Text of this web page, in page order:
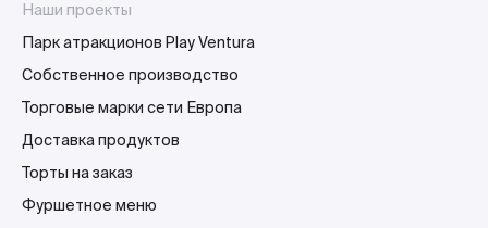
Наши проекты
Парк атракционов Play Ventura
Собственное производство
Торговые марки сети Европа
Доставка продуктов
Торты на заказ
Фуршетное меню